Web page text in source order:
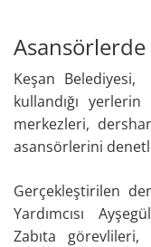
Asansörlerde
Keşan
kullandığı
merkezleri,
asansörlerini
Gerçekleştirilen
Yardımcısı
Zabıta görevlileri,